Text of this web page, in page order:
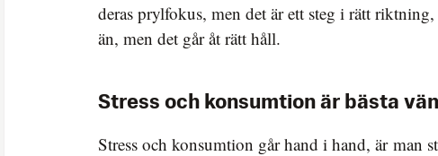
deras prylfokus, men det är ett steg i rätt
än, men det går åt rätt håll.
Stress och konsumtion är bästa
Stress och konsumtion går hand i hand, är man